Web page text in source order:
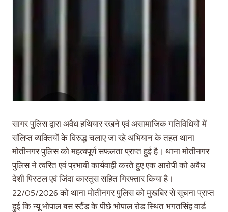
सागर पुलिस द्वारा अवैध हथियार रखने एवं असामाजिक गतिविधियों में
संलिप्त व्यक्तियों के विरुद्ध चलाए जा रहे अभियान के तहत थाना
मोतीनगर पुलिस को महत्वपूर्ण सफलता प्राप्त हुई है। थाना मोतीनगर
पुलिस ने त्वरित एवं प्रभावी कार्यवाही करते हुए एक आरोपी को अवैध
देशी पिस्टल एवं जिंदा कारतूस सहित गिरफ्तार किया है।
22/05/2026 को थाना मोतीनगर पुलिस को मुखबिर से सूचना प्राप्त
हुई कि न्यू भोपाल बस स्टैंड के पीछे भोपाल रोड स्थित भगतसिंह वार्ड